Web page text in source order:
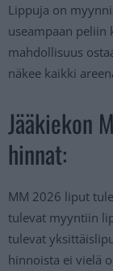
Lippuja on
useampaan peliin
mahdollisuus
näkee kaikki
Jääkiekon
hinnat:
MM 2026 liput
tulevat myyntiin
tulevat
hinnoista ei vielä